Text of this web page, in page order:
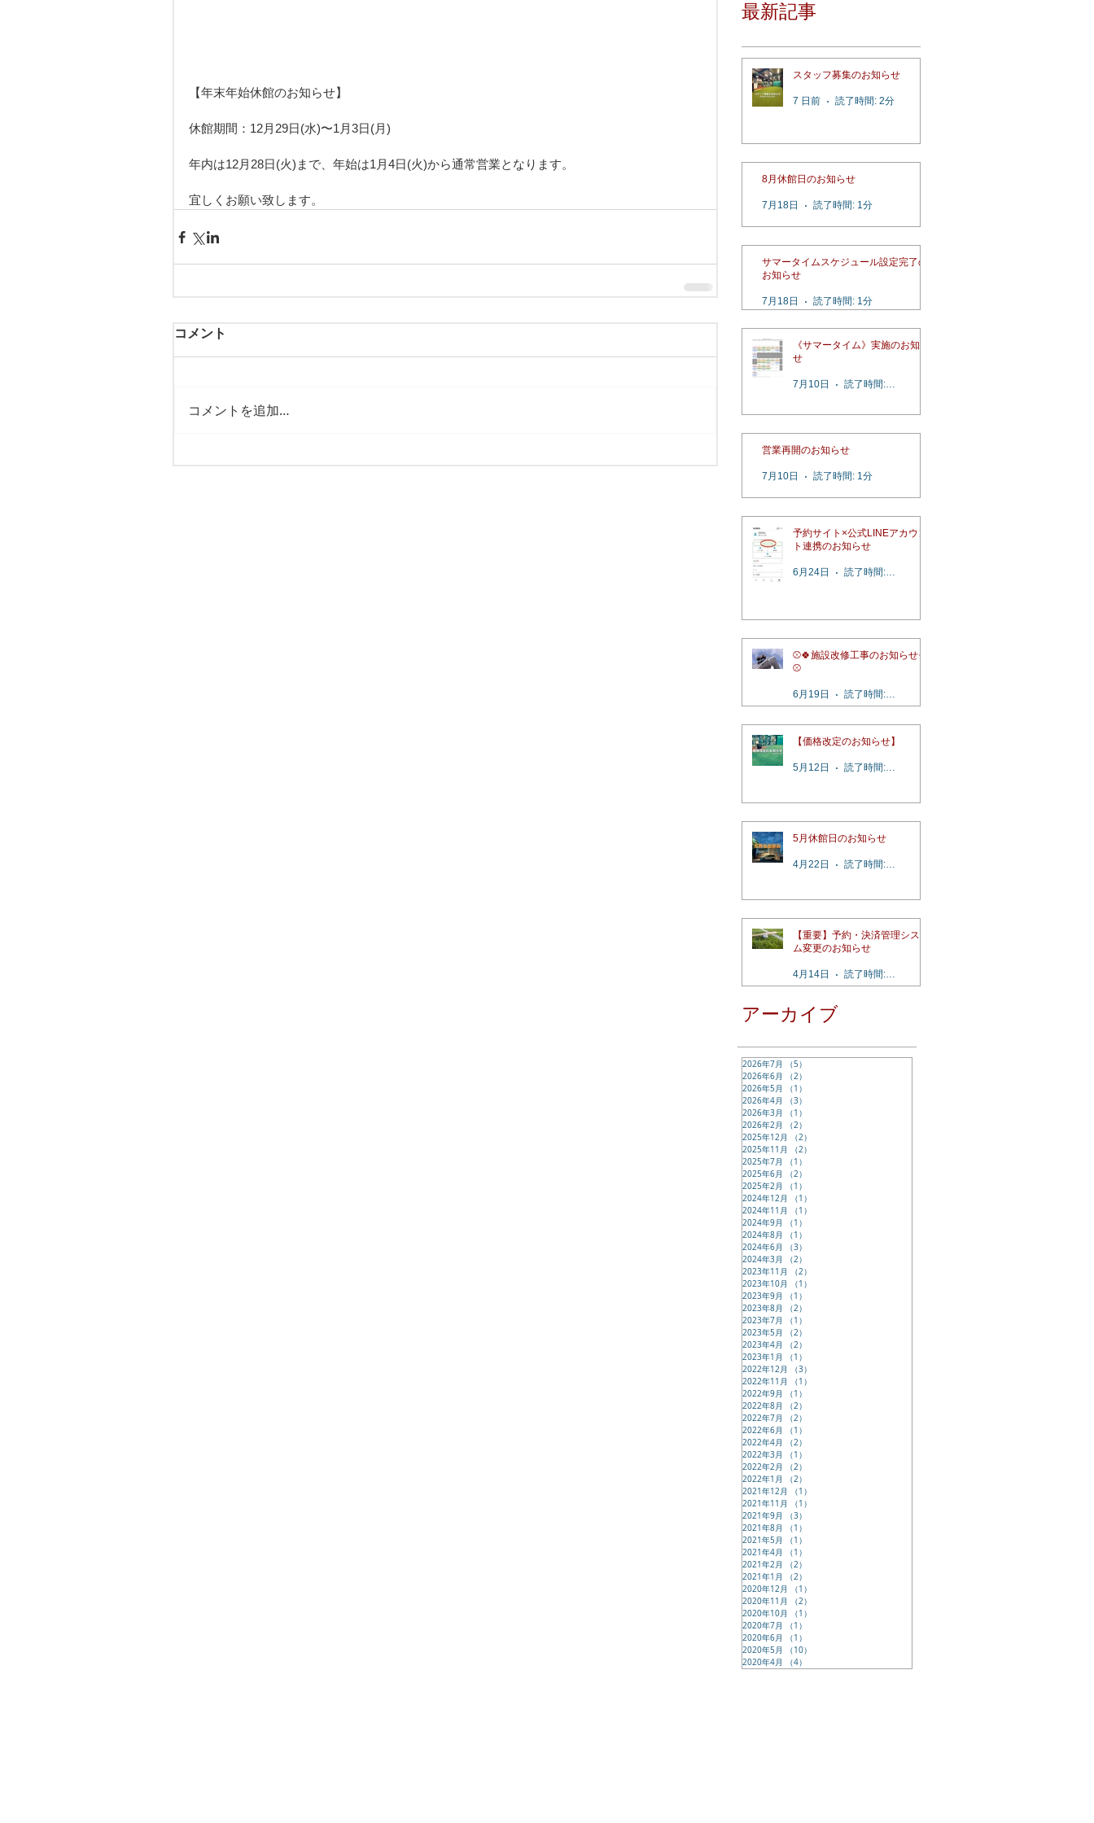
【年末年始休館のお知らせ】
休館期間：12月29日(水)〜1月3日(月)
年内は12月28日(火)まで、年始は1月4日(火)から通常営業となります。
宜しくお願い致します。
コメント
コメントを追加…
最新記事
スタッフ募集のお知らせ
7 日前 読了時間: 2分
8月休館日のお知らせ
7月18日 読了時間: 1分
サマータイムスケジュール設定完了の
お知らせ
7月18日 読了時間: 1分
《サマータイム》実施のお知ら
せ
7月10日 読了時間: 2分
営業再開のお知らせ
7月10日 読了時間: 1分
予約サイト×公式LINEアカウン
ト連携のお知らせ
6月24日 読了時間: 1分
⚾️🍀施設改修工事のお知らせ🍀
⚾️
6月19日 読了時間: 1分
【価格改定のお知らせ】
5月12日 読了時間: 2分
5月休館日のお知らせ
4月22日 読了時間: 1分
【重要】予約・決済管理システ
ム変更のお知らせ
4月14日 読了時間: 4分
アーカイブ
2026年7月 （5）
2026年6月
（2）
2026年5月
（1）
2026年4月
（3）
2026年3月
（1）
2026年2月
（2）
2025年12月
（2）
2025年11月
（2）
2025年7月
（1）
2025年6月
（2）
2025年2月
（1）
2024年12月
（1）
2024年11月
（1）
2024年9月
（1）
2024年8月
（1）
2024年6月
（3）
2024年3月
（2）
2023年11月
（2）
2023年10月
（1）
2023年9月
（1）
2023年8月
（2）
2023年7月
（1）
2023年5月
（2）
2023年4月
（2）
2023年1月
（1）
2022年12月
（3）
2022年11月
（1）
2022年9月
（1）
2022年8月
（2）
2022年7月
（2）
2022年6月
（1）
2022年4月
（2）
2022年3月
（1）
2022年2月
（2）
2022年1月
（2）
2021年12月
（1）
2021年11月
（1）
2021年9月
（3）
2021年8月
（1）
2021年5月
（1）
2021年4月
（1）
2021年2月
（2）
2021年1月
（2）
2020年12月
（1）
2020年11月
（2）
2020年10月
（1）
2020年7月
（1）
2020年6月
（1）
2020年5月
（10）
2020年4月
（4）